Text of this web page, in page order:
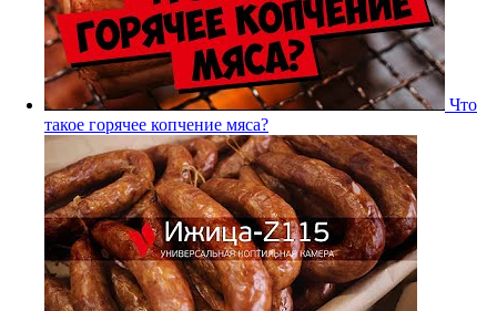
Что
такое горячее копчение мяса?